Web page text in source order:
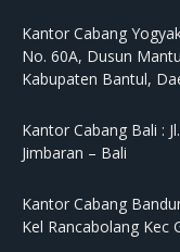
Kantor Cabang
No. 60A, Dusun
Kabupaten Bantul,
Kantor Cabang Bali :
Jimbaran – Bali
Kantor Cabang
Kel Rancabolang Kec